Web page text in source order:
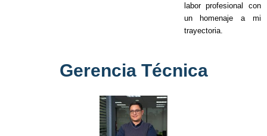
labor profesional con
un homenaje a mi
trayectoria.
Gerencia Técnica